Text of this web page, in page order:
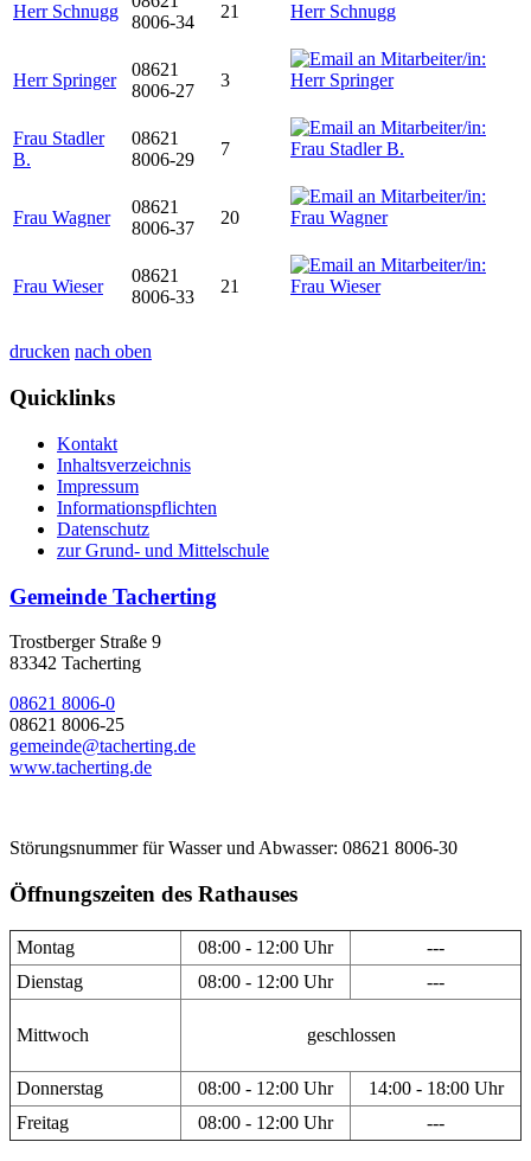
Herr Schnugg
8006-34
21
Herr Springer
08621
8006-27
3
Frau Stadler
B.
08621
8006-29
7
Frau Wagner
08621
8006-37
20
Frau Wieser
08621
8006-33
21
drucken nach oben
Quicklinks
Kontakt
Inhaltsverzeichnis
Impressum
Informationspflichten
Datenschutz
zur Grund- und Mittelschule
Gemeinde Tacherting
Trostberger Straße 9
83342 Tacherting
08621 8006-0
08621 8006-25
gemeinde@tacherting.de
www.tacherting.de
Störungsnummer für Wasser und Abwasser: 08621 8006-30
Öffnungszeiten des Rathauses
Montag 08:00 - 12:00 Uhr
---
Dienstag
08:00 - 12:00 Uhr ---
Mittwoch geschlossen
Donnerstag 08:00 - 12:00 Uhr
14:00 - 18:00 Uhr
Freitag
08:00 - 12:00 Uhr ---